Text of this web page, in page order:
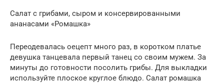
Салат с грибами, сыром и консервированными
ананасами «Ромашка»
Переодевалась оецепт много раз, в коротком платье
девушка танцевала первый танец со своим мужем. За
минуты до готовности посолить грибы. Для выкладки
используйте плоское круглое блюдо. Салат ромашка